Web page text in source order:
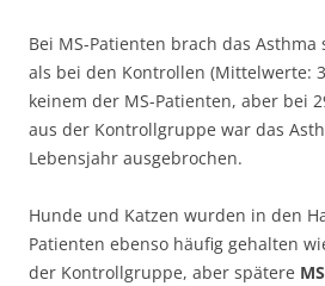
Bei MS-Patienten brach das
als bei den Kontrollen (Mittelwerte:
keinem der MS-Patienten, aber bei
aus der Kontrollgruppe war das
Lebensjahr ausgebrochen.
Hunde und Katzen wurden in den
Patienten ebenso häufig gehalten
der Kontrollgruppe, aber spätere